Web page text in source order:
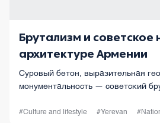
Брутализм и советское
архитектуре Армении
Суровый бетон, выразительная
монументальность — советский
— культовые здания, скрытые
#Culture and lifestyle #Yerevan